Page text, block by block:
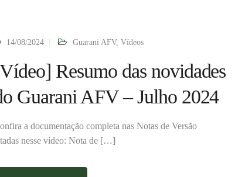
14/08/2024 Guarani AFV, Vídeos
Resumo das novidades
Guarani AFV – Julho 2024
a documentação completa nas Notas de Versão
nesse vídeo: Nota de […]